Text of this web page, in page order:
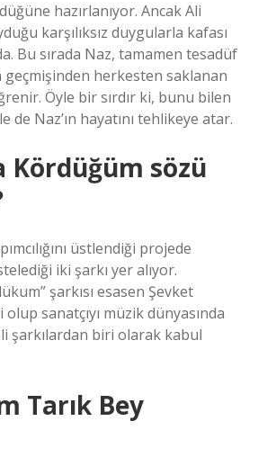
hazırlanıyor. Ancak Ali
karşılıksız duygularla kafası
Bu sırada Naz, tamamen tesadüf
geçmişinden herkesten saklanan
Öyle bir sırdır ki, bunu bilen
de Naz’ın hayatını tehlikeye atar.
Kördüğüm sözü
üstlendiği projede
iki şarkı yer alıyor.
şarkısı esasen Şevket
sanatçıyı müzik dünyasında
şarkılardan biri olarak kabul
Tarık Bey